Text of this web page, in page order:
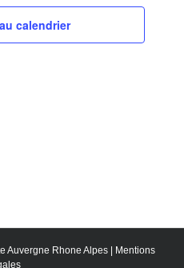
calendrier
Auvergne Rhone Alpes |
Mentions